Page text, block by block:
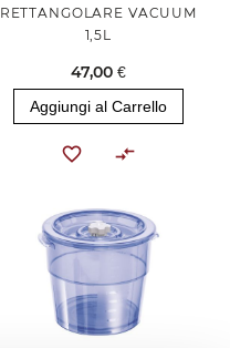
RETTANGOLARE VACUUM
1,5L
47,00 €
Aggiungi al Carrello